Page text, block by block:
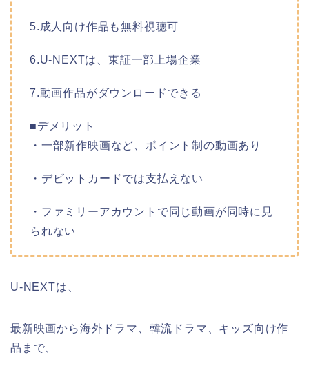
5.成人向け作品も無料視聴可
6.U-NEXTは、東証一部上場企業
7.動画作品がダウンロードできる
■デメリット
・一部新作映画など、ポイント制の動画あり
・デビットカードでは支払えない
・ファミリーアカウントで同じ動画が同時に見
られない
U-NEXTは、
最新映画から海外ドラマ、韓流ドラマ、キッズ向け作
品まで、